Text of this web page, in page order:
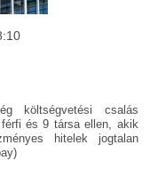
költségvetési csalás
és 9 társa ellen, akik
hitelek jogtalan